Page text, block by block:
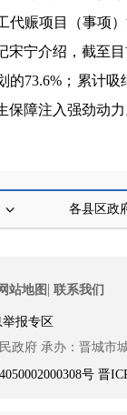
代赈项目（事项
宋宁介绍，截至
的73.6%；累计
保障注入强劲动
各县区政
网站地图 | 联系我们
报专区
政府 承办：晋城市
号 晋